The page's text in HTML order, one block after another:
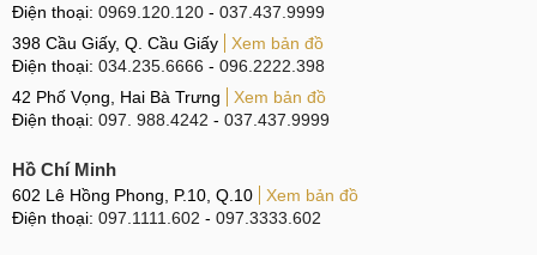
Điện thoại: 0969.120.120 - 037.437.9999
398 Cầu Giấy, Q. Cầu Giấy
Xem bản đồ
Điện thoại: 034.235.6666 - 096.2222.398
42 Phố Vọng, Hai Bà Trưng
Xem bản đồ
Điện thoại: 097. 988.4242 - 037.437.9999
Hồ Chí Minh
602 Lê Hồng Phong, P.10, Q.10
Xem bản đồ
Điện thoại: 097.1111.602 - 097.3333.602